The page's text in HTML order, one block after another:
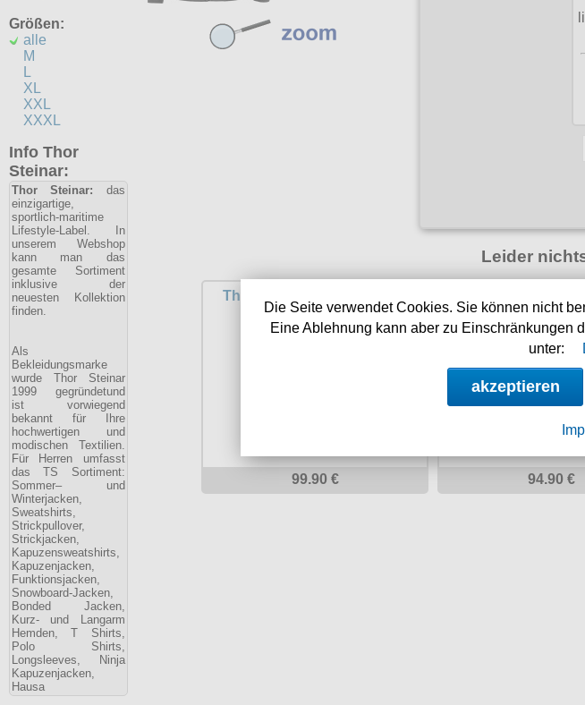
Größen:
alle
M
L
XL
XXL
XXXL
Info Thor
Steinar:
Thor Steinar: das
einzigartige,
sportlich-maritime
Lifestyle-Label. In
unserem Webshop
kann man das
gesamte Sortiment
inklusive der
neuesten Kollektion
finden.
Als
Bekleidungsmarke
wurde Thor Steinar
1999 gegründetund
ist vorwiegend
bekannt für Ihre
hochwertigen und
modischen Textilien.
Für Herren umfasst
das TS Sortiment:
Sommer– und
Winterjacken,
Sweatshirts,
Strickpullover,
Strickjacken,
Kapuzensweatshirts,
Kapuzenjacken,
Funktionsjacken,
Snowboard-Jacken,
Bonded Jacken,
Kurz- und Langarm
Hemden, T Shirts,
Polo Shirts,
Longsleeves, Ninja
Kapuzenjacken,
Hausa
Leider
Thor Steinar Kapuzenjacke
Ratger
99.90 € 94.90 €
Die Seite verwendet Cookies. Sie können nicht
Eine Ablehnung kann aber zu Einschränkungen
unter:
akzeptieren